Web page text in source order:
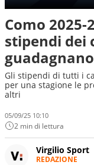
Como
stipendi dei
guadagnano
Gli stipendi di tutti i
per una stagione le
altri
05/09/25 10:10
2 min di lettura
Virgilio Sport
REDAZIONE